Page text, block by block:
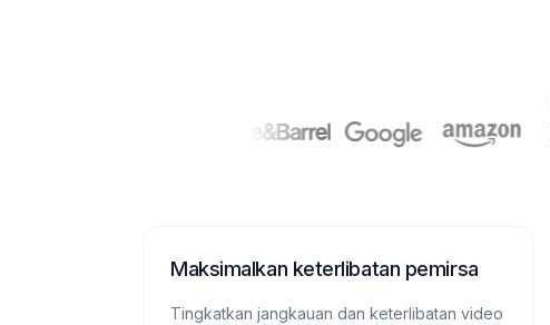
Maksimalkan keterlibatan pemirsa
Tingkatkan jangkauan dan keterlibatan video